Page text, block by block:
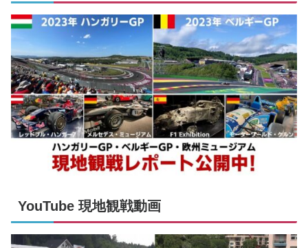
YouTube 現地観戦動画